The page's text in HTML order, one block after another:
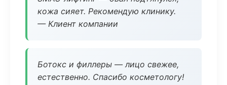
кожа сияет. Рекомендую клинику.
— Клиент компании
Ботокс и филлеры — лицо свежее,
естественно. Спасибо косметологу!